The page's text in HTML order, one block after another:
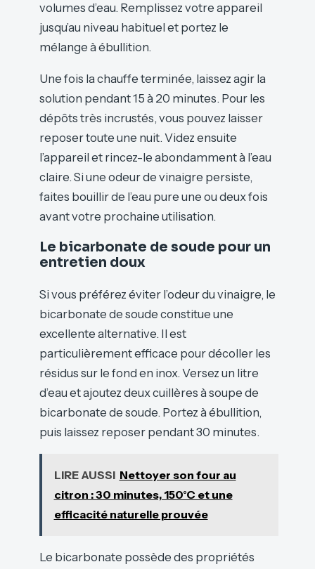
volumes d’eau. Remplissez votre appareil
jusqu’au niveau habituel et portez le
mélange à ébullition.
Une fois la chauffe terminée, laissez agir la
solution pendant 15 à 20 minutes. Pour les
dépôts très incrustés, vous pouvez laisser
reposer toute une nuit. Videz ensuite
l’appareil et rincez-le abondamment à l’eau
claire. Si une odeur de vinaigre persiste,
faites bouillir de l’eau pure une ou deux fois
avant votre prochaine utilisation.
Le bicarbonate de soude pour un
entretien doux
Si vous préférez éviter l’odeur du vinaigre, le
bicarbonate de soude constitue une
excellente alternative. Il est
particulièrement efficace pour décoller les
résidus sur le fond en inox. Versez un litre
d’eau et ajoutez deux cuillères à soupe de
bicarbonate de soude. Portez à ébullition,
puis laissez reposer pendant 30 minutes.
LIRE AUSSI Nettoyer son four au
citron : 30 minutes, 150°C et une
efficacité naturelle prouvée
Le bicarbonate possède des propriétés